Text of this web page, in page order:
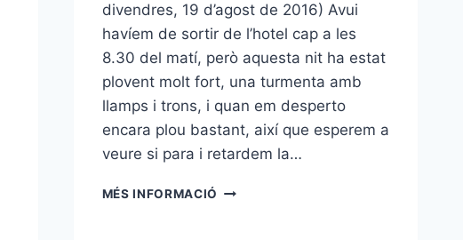
divendres, 19 d’agost de 2016) Avui
havíem de sortir de l’hotel cap a les
8.30 del matí, però aquesta nit ha estat
plovent molt fort, una turmenta amb
llamps i trons, i quan em desperto
encara plou bastant, així que esperem a
veure si para i retardem la…
MÉS INFORMACIÓ MARINA